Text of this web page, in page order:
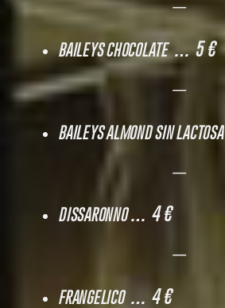
—
BAILEYS CHOCOLATE… 5 €
—
BAILEYS ALMOND SIN LACTOSA
—
DISSARONNO… 4 €
—
FRANGELICO … 4 €